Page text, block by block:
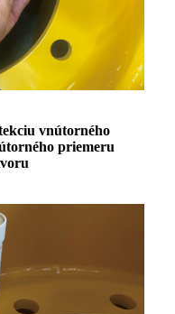
vnútorného
priemeru